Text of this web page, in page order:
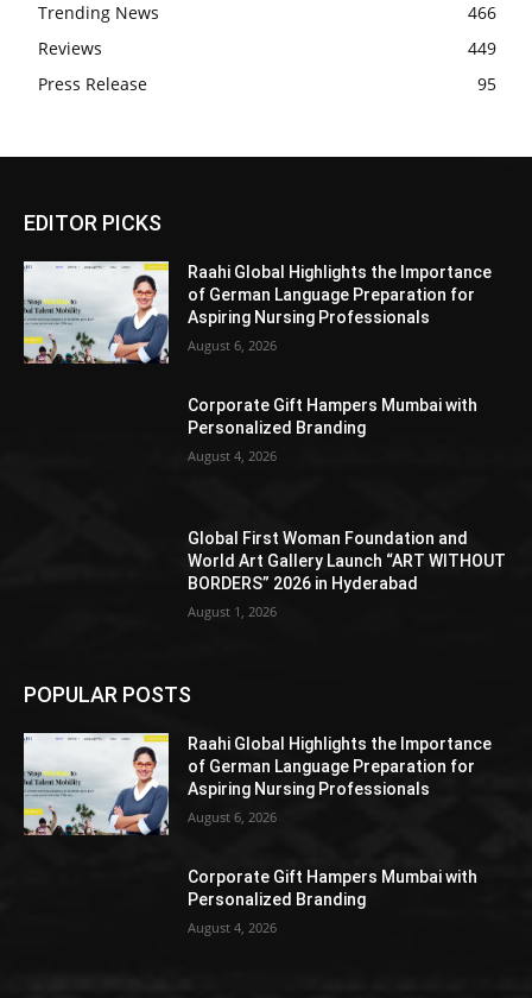
Trending News
466
Reviews
449
Press Release
95
EDITOR PICKS
Raahi Global Highlights the Importance
of German Language Preparation for
Aspiring Nursing Professionals
August 6, 2026
Corporate Gift Hampers Mumbai with
Personalized Branding
August 4, 2026
Global First Woman Foundation and
World Art Gallery Launch “ART WITHOUT
BORDERS” 2026 in Hyderabad
August 1, 2026
POPULAR POSTS
Raahi Global Highlights the Importance
of German Language Preparation for
Aspiring Nursing Professionals
August 6, 2026
Corporate Gift Hampers Mumbai with
Personalized Branding
August 4, 2026